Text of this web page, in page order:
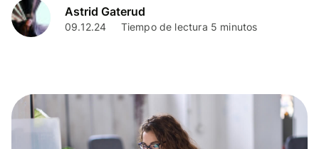
Astrid Gaterud
09.12.24 Tiempo de lectura 5 minutos